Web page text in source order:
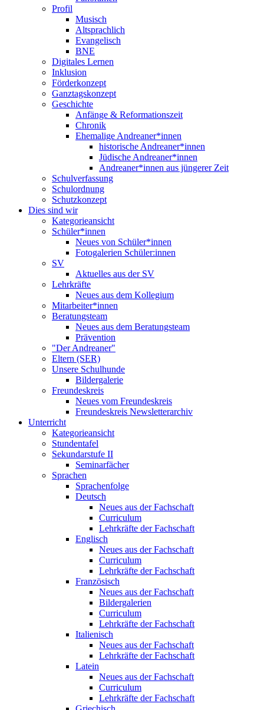
Profil
Musisch
Altsprachlich
Evangelisch
BNE
Digitales Lernen
Inklusion
Förderkonzept
Ganztagskonzept
Geschichte
Anfänge & Reformationszeit
Chronik
Ehemalige Andreaner*innen
historische Andreaner*innen
Jüdische Andreaner*innen
Andreaner*innen aus jüngerer Zeit
Schulverfassung
Schulordnung
Schutzkonzept
Dies sind wir
Kategorieansicht
Schüler*innen
Neues von Schüler*innen
Fotogalerien Schüler:innen
SV
Aktuelles aus der SV
Lehrkräfte
Neues aus dem Kollegium
Mitarbeiter*innen
Beratungsteam
Neues aus dem Beratungsteam
Prävention
"Der Andreaner"
Eltern (SER)
Unsere Schulhunde
Bildergalerie
Freundeskreis
Neues vom Freundeskreis
Freundeskreis Newsletterarchiv
Unterricht
Kategorieansicht
Stundentafel
Sekundarstufe II
Seminarfächer
Sprachen
Sprachenfolge
Deutsch
Neues aus der Fachschaft
Curriculum
Lehrkräfte der Fachschaft
Englisch
Neues aus der Fachschaft
Curriculum
Lehrkräfte der Fachschaft
Französisch
Neues aus der Fachschaft
Bildergalerien
Curriculum
Lehrkräfte der Fachschaft
Italienisch
Neues aus der Fachschaft
Lehrkräfte der Fachschaft
Latein
Neues aus der Fachschaft
Curriculum
Lehrkräfte der Fachschaft